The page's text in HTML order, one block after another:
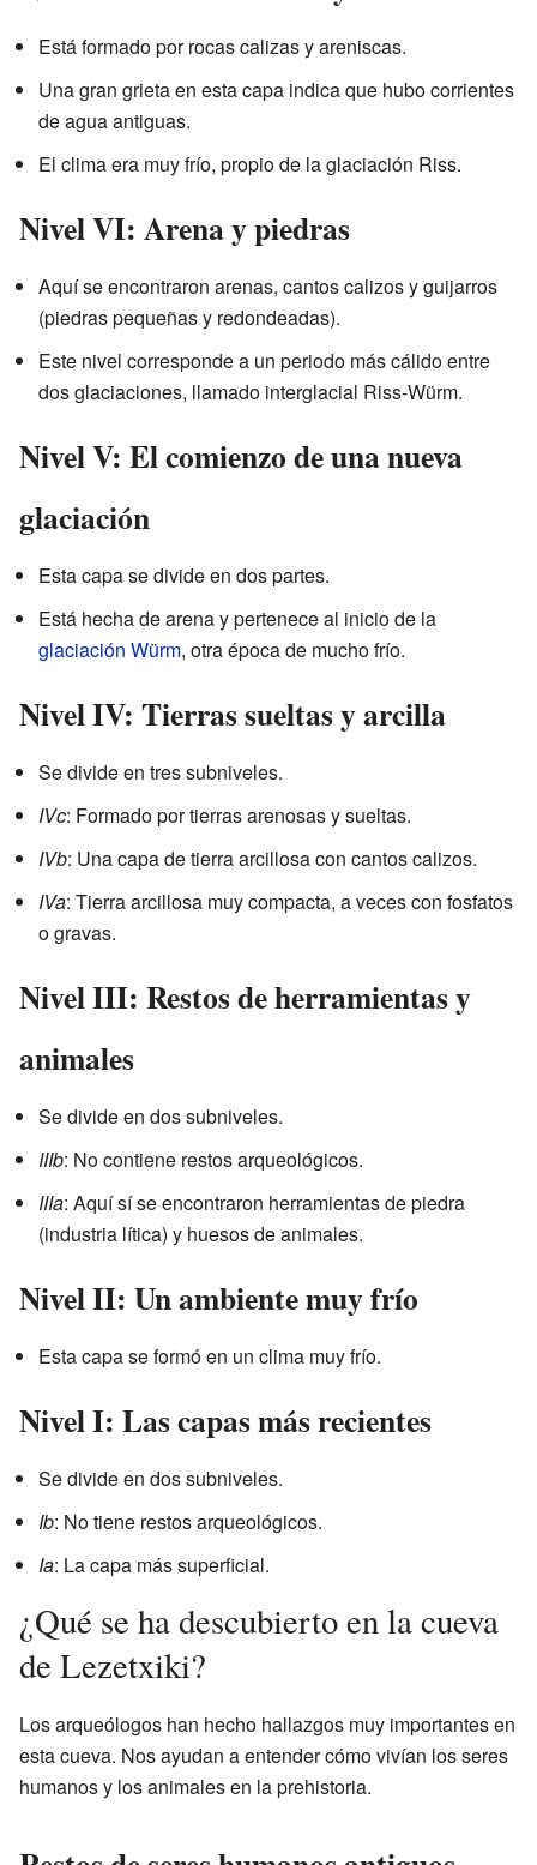
Está formado por rocas calizas y areniscas.
Una gran grieta en esta capa indica que hubo corrientes
de agua antiguas.
El clima era muy frío, propio de la glaciación Riss.
Nivel VI: Arena y piedras
Aquí se encontraron arenas, cantos calizos y guijarros
(piedras pequeñas y redondeadas).
Este nivel corresponde a un periodo más cálido entre
dos glaciaciones, llamado interglacial Riss-Würm.
Nivel V: El comienzo de una nueva
glaciación
Esta capa se divide en dos partes.
Está hecha de arena y pertenece al inicio de la
glaciación Würm, otra época de mucho frío.
Nivel IV: Tierras sueltas y arcilla
Se divide en tres subniveles.
IVc: Formado por tierras arenosas y sueltas.
IVb: Una capa de tierra arcillosa con cantos calizos.
IVa: Tierra arcillosa muy compacta, a veces con fosfatos
o gravas.
Nivel III: Restos de herramientas y
animales
Se divide en dos subniveles.
IIIb: No contiene restos arqueológicos.
IIIa: Aquí sí se encontraron herramientas de piedra
(industria lítica) y huesos de animales.
Nivel II: Un ambiente muy frío
Esta capa se formó en un clima muy frío.
Nivel I: Las capas más recientes
Se divide en dos subniveles.
Ib: No tiene restos arqueológicos.
Ia: La capa más superficial.
¿Qué se ha descubierto en la cueva
de Lezetxiki?
Los arqueólogos han hecho hallazgos muy importantes en
esta cueva. Nos ayudan a entender cómo vivían los seres
humanos y los animales en la prehistoria.